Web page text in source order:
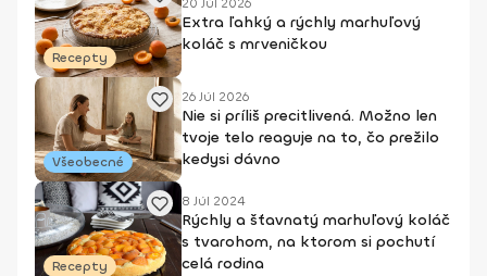
Recepty
Extra ľahký a rýchly marhuľový
koláč s mrveničkou
Všeobecné
26 Júl 2026
Nie si príliš precitlivená. Možno len
tvoje telo reaguje na to, čo prežilo
kedysi dávno
Recepty
8 Júl 2024
Rýchly a šťavnatý marhuľový koláč
s tvarohom, na ktorom si pochutí
celá rodina